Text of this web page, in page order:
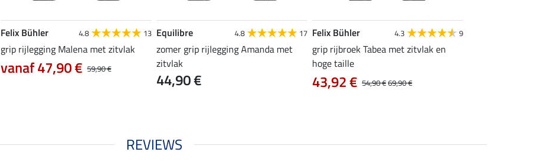
Felix Bühler 4.8 13
grip rijlegging Malena met zitvlak
59,90 €
vanaf 47,90 €
Equilibre 4.8 17
zomer grip rijlegging Amanda met
zitvlak
44,90 €
Felix Bühler 4.3 9
grip rijbroek Tabea met zitvlak en
hoge taille
54,90 €69,90 €
43,92 €
REVIEWS